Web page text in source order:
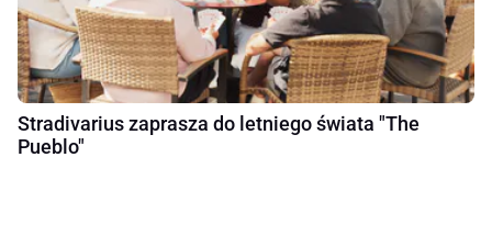
Stradivarius zaprasza do letniego świata "The
Pueblo"